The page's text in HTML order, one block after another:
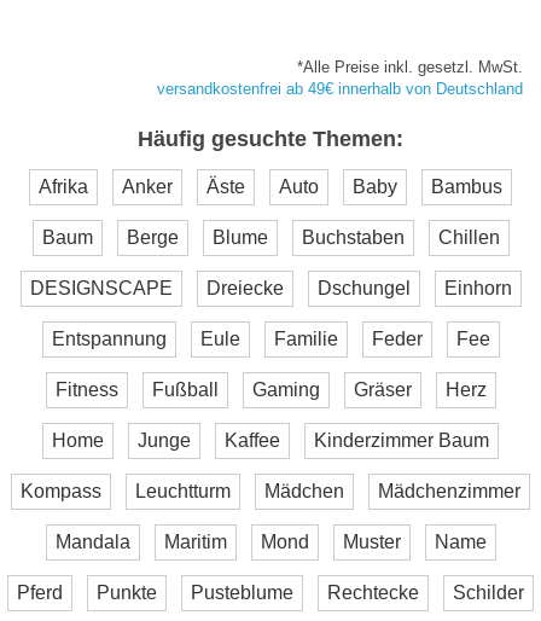
*Alle Preise inkl. gesetzl. MwSt.
versandkostenfrei ab 49€ innerhalb von Deutschland
Häufig gesuchte Themen:
Afrika Anker Äste Auto Baby Bambus
Baum Berge Blume Buchstaben Chillen
DESIGNSCAPE Dreiecke Dschungel Einhorn
Entspannung Eule Familie Feder Fee
Fitness Fußball Gaming Gräser Herz
Home Junge Kaffee Kinderzimmer Baum
Kompass Leuchtturm Mädchen Mädchenzimmer
Mandala Maritim Mond Muster Name
Pferd Punkte Pusteblume Rechtecke Schilder